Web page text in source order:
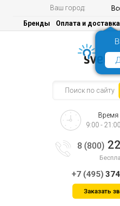
Ваш город:
Бренды Оплата и доставка
Время
9:00 -
8 (800)
+7 (495)
Заказать